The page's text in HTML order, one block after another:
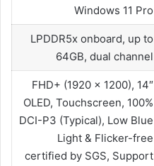
Windows 11 Pro
LPDDR5x onboard, up to
64GB, dual channel
14″ FHD+ (1920 x 1200),
OLED, Touchscreen, 100%
DCI-P3 (Typical), Low Blue
Light & Flicker-free
certified by SGS, Support